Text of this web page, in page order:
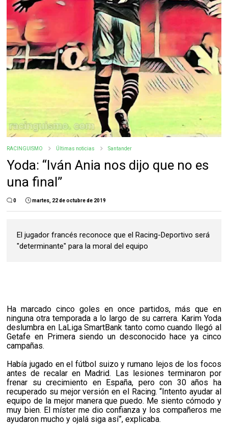
RACINGUISMO Últimas noticias Santander
Yoda: “Iván Ania nos dijo que no es
una final”
0 martes, 22 de octubre de 2019
El jugador francés reconoce que el Racing-Deportivo será
"determinante" para la moral del equipo
Ha marcado cinco goles en once partidos, más que en
ninguna otra temporada a lo largo de su carrera. Karim Yoda
deslumbra en LaLiga SmartBank tanto como cuando llegó al
Getafe en Primera siendo un desconocido hace ya cinco
campañas.
Había jugado en el fútbol suizo y rumano lejos de los focos
antes de recalar en Madrid. Las lesiones terminaron por
frenar su crecimiento en España, pero con 30 años ha
recuperado su mejor versión en el Racing. “Intento ayudar al
equipo de la mejor manera que puedo. Me siento cómodo y
muy bien. El míster me dio confianza y los compañeros me
ayudaron mucho y ojalá siga así”, explicaba.